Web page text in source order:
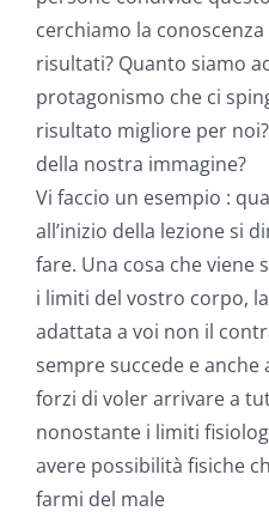
cerchiamo la
risultati? Quanto siamo
protagonismo che ci
risultato migliore per
della nostra immagine?
Vi faccio un esempio :
all’inizio della lezione si
fare. Una cosa che
i limiti del vostro corpo,
adattata a voi non il
sempre succede e anche
forzi di voler arrivare a
nonostante i limiti
avere possibilità fisiche
farmi del male